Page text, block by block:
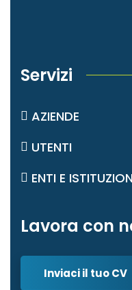
Servizi
AZIENDE
UTENTI
ENTI E
Lavora con
Inviaci il tuo CV